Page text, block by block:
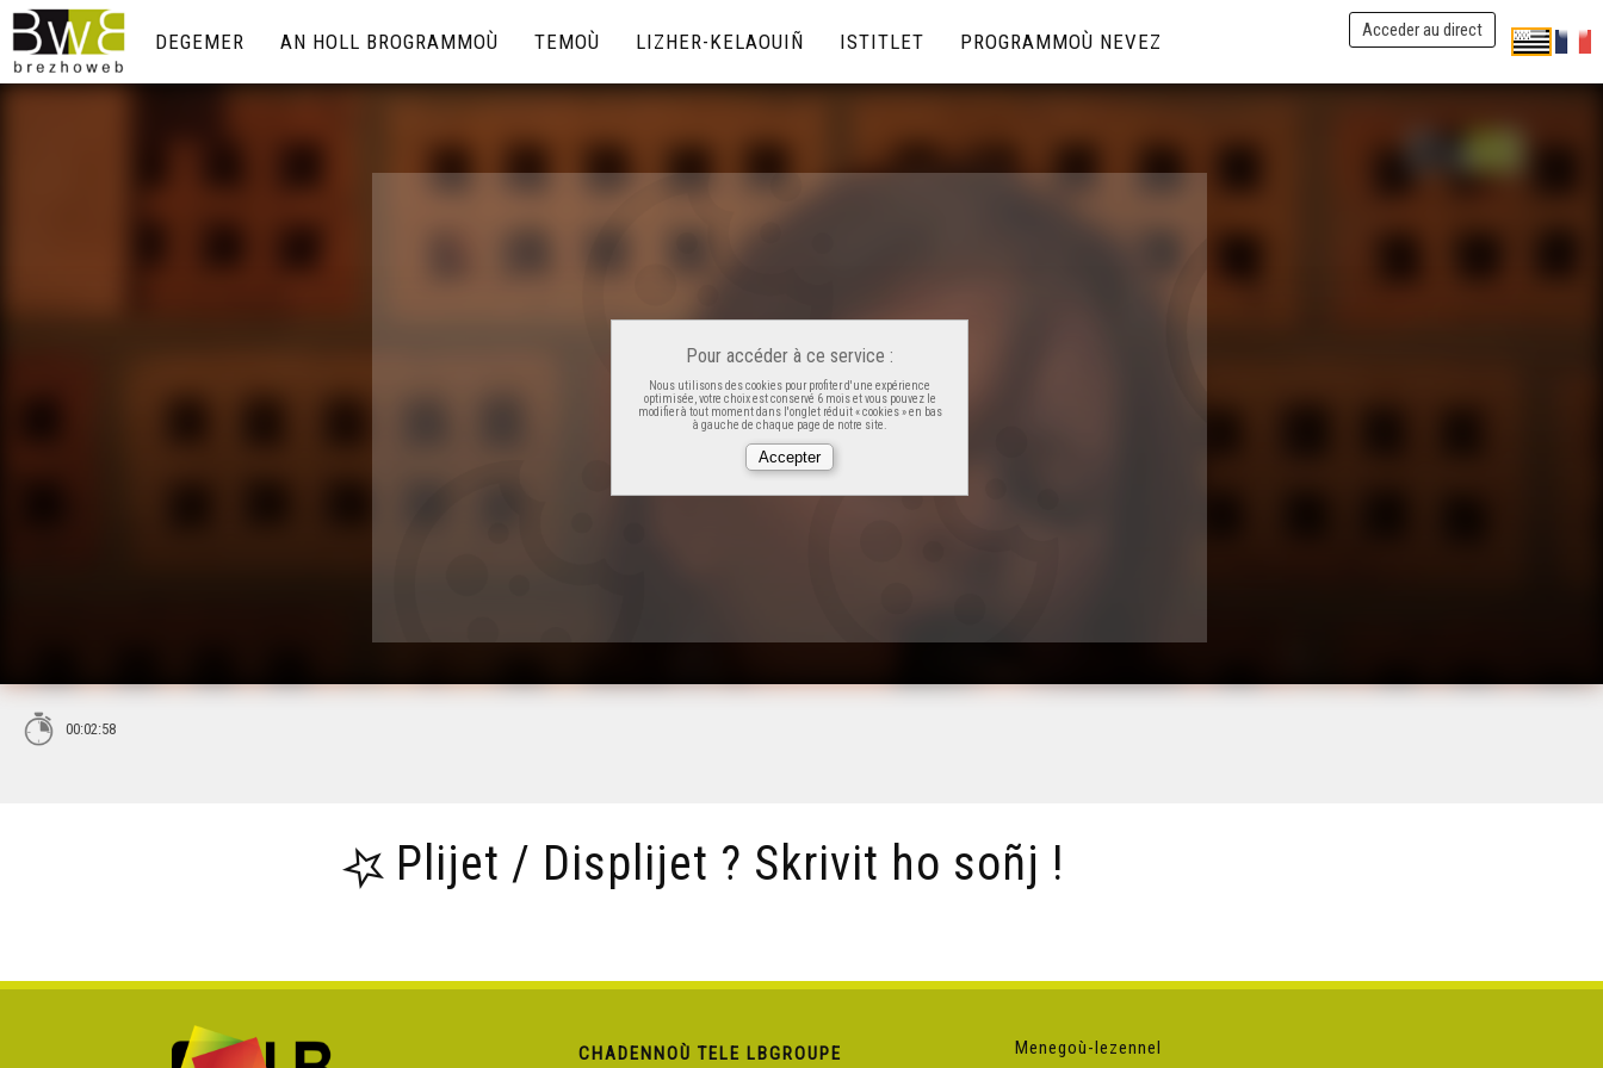
Acceder au direct
DEGEMER AN HOLL BROGRAMMOÙ TEMOÙ LIZHER-KELAOUIÑ ISTITLET PROGRAMMOÙ NEVEZ
Pour accéder à ce service :
Nous utilisons des cookies pour profiter d'une expérience
optimisée, votre choix est conservé 6 mois et vous pouvez le
modifier à tout moment dans l'onglet réduit « cookies » en bas
à gauche de chaque page de notre site.
00:02:58
Plijet / Displijet ? Skrivit ho soñj !
CHADENNOÙ TELE LBGROUPE Menegoù-lezennel